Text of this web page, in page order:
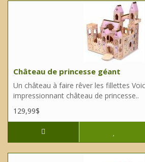
Château de princesse géant
Un château à faire rêver les fillettes
impressionnant château de princesse..
129,99$